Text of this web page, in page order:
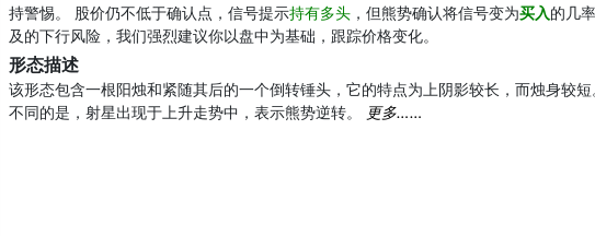
持警惕。 股价仍不低于确认点，信号提示持有多头 ，但熊势确认将信号变为买入的几
及的下行风险，我们强烈建议你以盘中为基础，跟踪价格变化。
形态描述
该形态包含一根阳烛和紧随其后的一个倒转锤头，它的特点为上阴影较长，而烛身较
不同的是，射星出现于上升走势中，表示熊势逆转。
更多……